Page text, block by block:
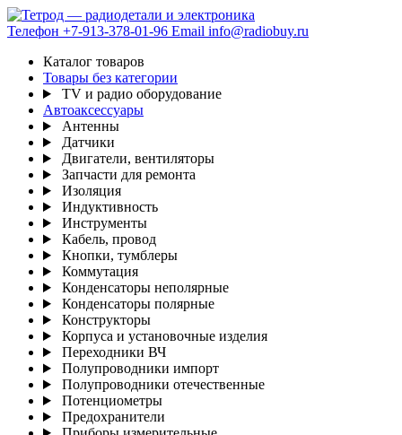
Телефон +7-913-378-01-96 Email info@radiobuy.ru
Каталог товаров
Товары без категории
TV и радио оборудование
Автоаксессуары
Антенны
Датчики
Двигатели, вентиляторы
Запчасти для ремонта
Изоляция
Индуктивность
Инструменты
Кабель, провод
Кнопки, тумблеры
Коммутация
Конденсаторы неполярные
Конденсаторы полярные
Конструкторы
Корпуса и установочные изделия
Переходники ВЧ
Полупроводники импорт
Полупроводники отечественные
Потенциометры
Предохранители